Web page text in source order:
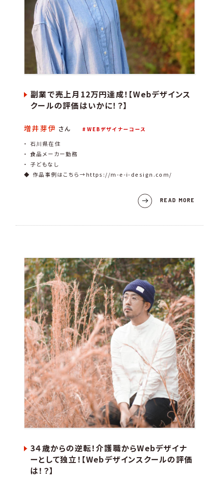
副業で売上月12万円達成！【Webデザインス
クールの評価はいかに！？】
増井芽伊 さん WEBデザイナーコース
・ 石川県在住
・ 食品メーカー勤務
・ 子どもなし
◆ 作品事例はこちら→https://m-e-i-design.com/
READ MORE
3４歳からの逆転！介護職からWebデザイナ
ーとして独立！【Webデザインスクールの評価
は！？】